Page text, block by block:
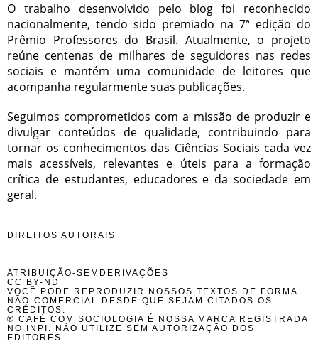
O trabalho desenvolvido pelo blog foi reconhecido
nacionalmente, tendo sido premiado na 7ª edição do
Prêmio Professores do Brasil. Atualmente, o projeto
reúne centenas de milhares de seguidores nas redes
sociais e mantém uma comunidade de leitores que
acompanha regularmente suas publicações.
Seguimos comprometidos com a missão de produzir e
divulgar conteúdos de qualidade, contribuindo para
tornar os conhecimentos das Ciências Sociais cada vez
mais acessíveis, relevantes e úteis para a formação
crítica de estudantes, educadores e da sociedade em
geral.
DIREITOS AUTORAIS
ATRIBUIÇÃO-SEMDERIVAÇÕES
CC BY-ND
VOCÊ PODE REPRODUZIR NOSSOS TEXTOS DE FORMA
NÃO-COMERCIAL DESDE QUE SEJAM CITADOS OS
CRÉDITOS.
® CAFÉ COM SOCIOLOGIA É NOSSA MARCA REGISTRADA
NO INPI. NÃO UTILIZE SEM AUTORIZAÇÃO DOS
EDITORES.